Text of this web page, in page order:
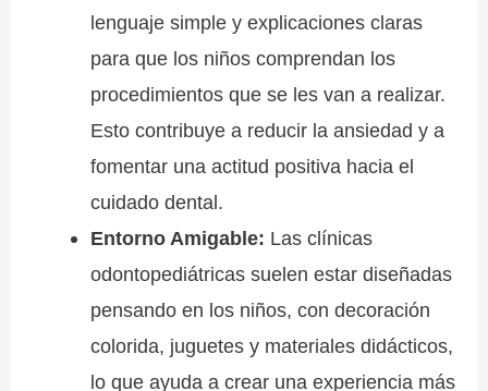
lenguaje simple y explicaciones claras
para que los niños comprendan los
procedimientos que se les van a realizar.
Esto contribuye a reducir la ansiedad y a
fomentar una actitud positiva hacia el
cuidado dental.
Entorno Amigable: Las clínicas
odontopediátricas suelen estar diseñadas
pensando en los niños, con decoración
colorida, juguetes y materiales didácticos,
lo que ayuda a crear una experiencia más